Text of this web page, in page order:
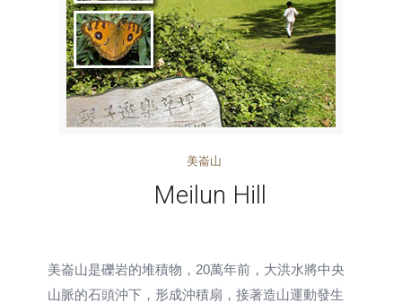
美崙山
Meilun Hill
美崙山是礫岩的堆積物，20萬年前，大洪水將中央
山脈的石頭沖下，形成沖積扇，接著造山運動發生